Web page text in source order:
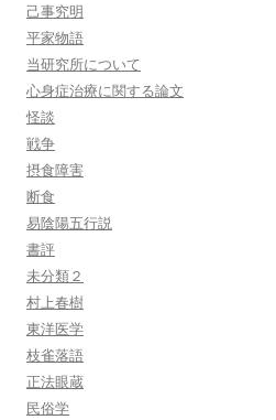
己事究明
平家物語
当研究所について
心身症治療に関する論文
怪談
戦争
摂食障害
断食
易陰陽五行説
書評
未分類２
村上春樹
東洋医学
枝雀落語
正法眼蔵
民俗学